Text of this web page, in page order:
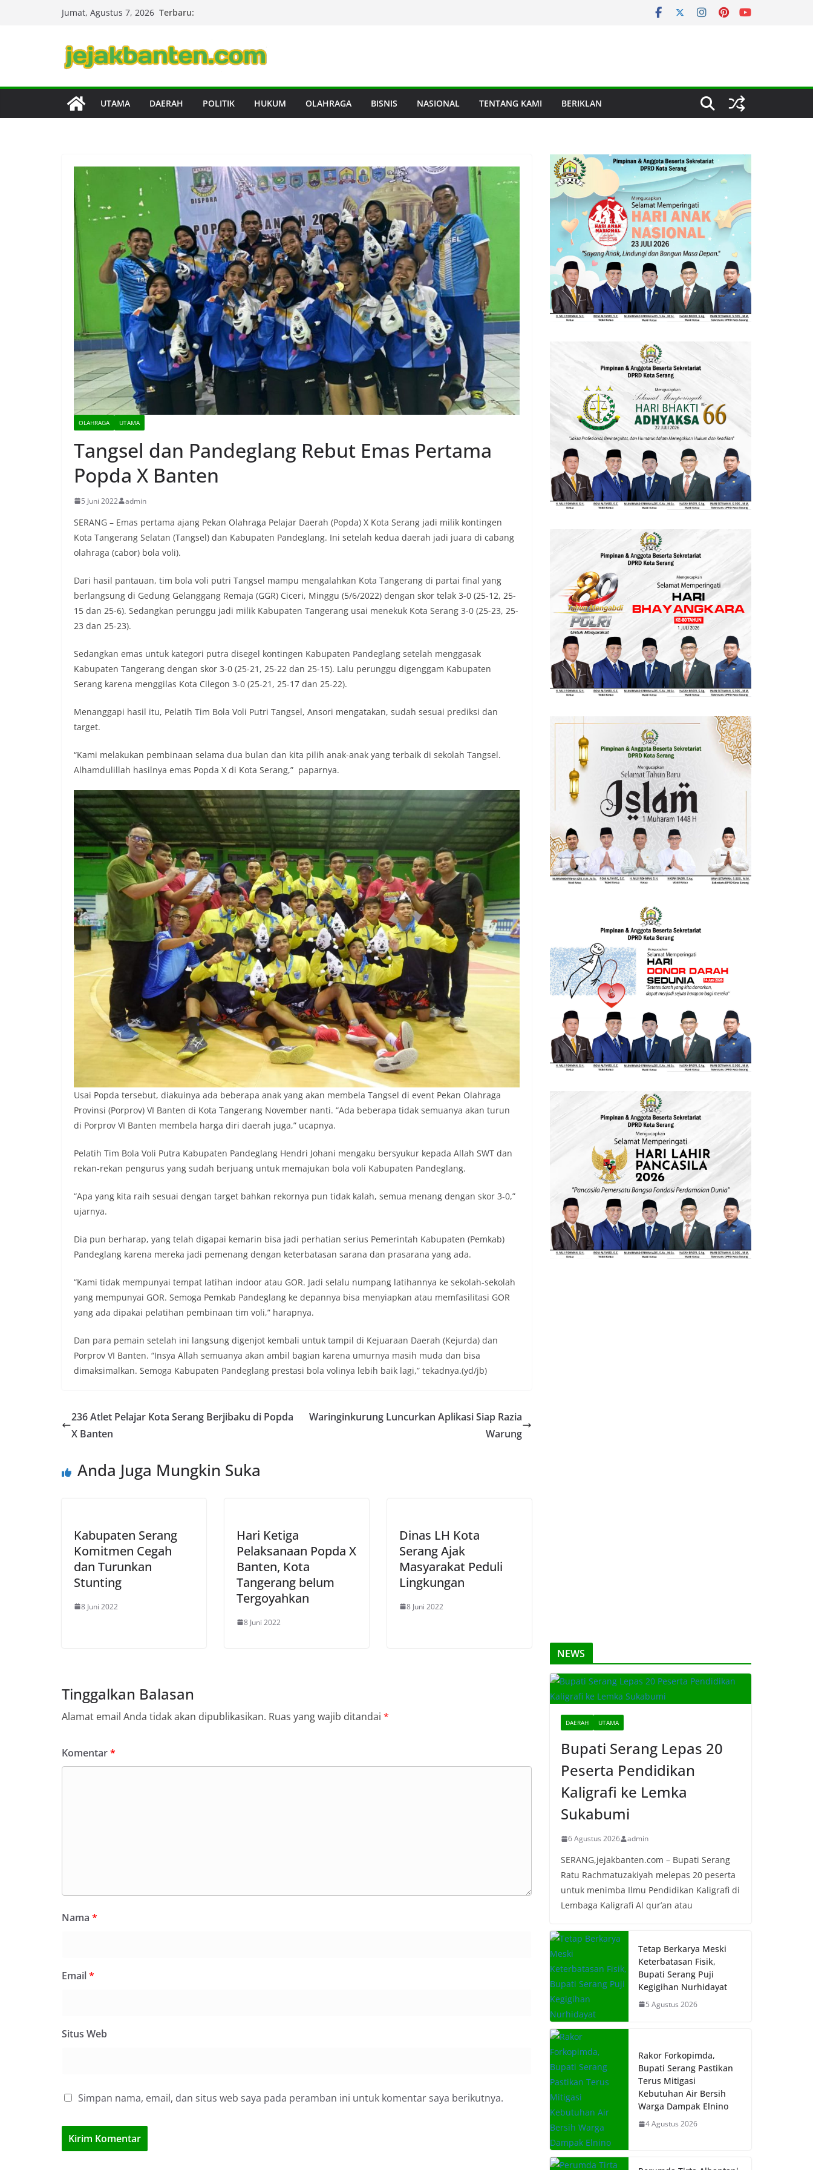
Jumat, Agustus 7, 2026 Terbaru:
UTAMA DAERAH POLITIK HUKUM OLAHRAGA BISNIS NASIONAL TENTANG KAMI BERIKLAN
OLAHRAGA UTAMA
Tangsel dan Pandeglang Rebut Emas Pertama
Popda X Banten
5 Juni 2022 admin
SERANG – Emas pertama ajang Pekan Olahraga Pelajar Daerah (Popda) X Kota Serang jadi milik kontingen
Kota Tangerang Selatan (Tangsel) dan Kabupaten Pandeglang. Ini setelah kedua daerah jadi juara di cabang
olahraga (cabor) bola voli).
Dari hasil pantauan, tim bola voli putri Tangsel mampu mengalahkan Kota Tangerang di partai final yang
berlangsung di Gedung Gelanggang Remaja (GGR) Ciceri, Minggu (5/6/2022) dengan skor telak 3-0 (25-12, 25-
15 dan 25-6). Sedangkan perunggu jadi milik Kabupaten Tangerang usai menekuk Kota Serang 3-0 (25-23, 25-
23 dan 25-23).
Sedangkan emas untuk kategori putra disegel kontingen Kabupaten Pandeglang setelah menggasak
Kabupaten Tangerang dengan skor 3-0 (25-21, 25-22 dan 25-15). Lalu perunggu digenggam Kabupaten
Serang karena menggilas Kota Cilegon 3-0 (25-21, 25-17 dan 25-22).
Menanggapi hasil itu, Pelatih Tim Bola Voli Putri Tangsel, Ansori mengatakan, sudah sesuai prediksi dan
target.
“Kami melakukan pembinaan selama dua bulan dan kita pilih anak-anak yang terbaik di sekolah Tangsel.
Alhamdulillah hasilnya emas Popda X di Kota Serang,” paparnya.
Usai Popda tersebut, diakuinya ada beberapa anak yang akan membela Tangsel di event Pekan Olahraga
Provinsi (Porprov) VI Banten di Kota Tangerang November nanti. “Ada beberapa tidak semuanya akan turun
di Porprov VI Banten membela harga diri daerah juga,” ucapnya.
Pelatih Tim Bola Voli Putra Kabupaten Pandeglang Hendri Johani mengaku bersyukur kepada Allah SWT dan
rekan-rekan pengurus yang sudah berjuang untuk memajukan bola voli Kabupaten Pandeglang.
“Apa yang kita raih sesuai dengan target bahkan rekornya pun tidak kalah, semua menang dengan skor 3-0,”
ujarnya.
Dia pun berharap, yang telah digapai kemarin bisa jadi perhatian serius Pemerintah Kabupaten (Pemkab)
Pandeglang karena mereka jadi pemenang dengan keterbatasan sarana dan prasarana yang ada.
“Kami tidak mempunyai tempat latihan indoor atau GOR. Jadi selalu numpang latihannya ke sekolah-sekolah
yang mempunyai GOR. Semoga Pemkab Pandeglang ke depannya bisa menyiapkan atau memfasilitasi GOR
yang ada dipakai pelatihan pembinaan tim voli,” harapnya.
Dan para pemain setelah ini langsung digenjot kembali untuk tampil di Kejuaraan Daerah (Kejurda) dan
Porprov VI Banten. “Insya Allah semuanya akan ambil bagian karena umurnya masih muda dan bisa
dimaksimalkan. Semoga Kabupaten Pandeglang prestasi bola volinya lebih baik lagi,” tekadnya.(yd/jb)
236 Atlet Pelajar Kota Serang Berjibaku di Popda
X Banten
Waringinkurung Luncurkan Aplikasi Siap Razia
Warung
Anda Juga Mungkin Suka
Kabupaten Serang
Komitmen Cegah
dan Turunkan
Stunting
8 Juni 2022
Hari Ketiga
Pelaksanaan Popda X
Banten, Kota
Tangerang belum
Tergoyahkan
8 Juni 2022
Dinas LH Kota
Serang Ajak
Masyarakat Peduli
Lingkungan
8 Juni 2022
Tinggalkan Balasan
Alamat email Anda tidak akan dipublikasikan. Ruas yang wajib ditandai *
Komentar*
Nama *
Email*
Situs Web
Simpan nama, email, dan situs web saya pada peramban ini untuk komentar saya berikutnya.
NEWS
DAERAH UTAMA
Bupati Serang Lepas 20
Peserta Pendidikan
Kaligrafi ke Lemka
Sukabumi
6 Agustus 2026 admin
SERANG,jejakbanten.com – Bupati Serang
Ratu Rachmatuzakiyah melepas 20 peserta
untuk menimba Ilmu Pendidikan Kaligrafi di
Lembaga Kaligrafi Al qur’an atau
Tetap Berkarya Meski
Keterbatasan Fisik,
Bupati Serang Puji
Kegigihan Nurhidayat
5 Agustus 2026
Rakor Forkopimda,
Bupati Serang Pastikan
Terus Mitigasi
Kebutuhan Air Bersih
Warga Dampak Elnino
4 Agustus 2026